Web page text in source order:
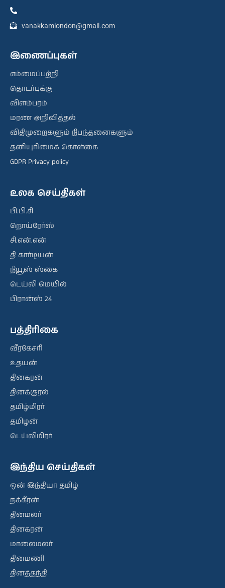
vanakkamlondon@gmail.com
இணைப்புகள்
எம்மைப்பற்றி
தொடர்புக்கு
விளம்பரம்
மரண அறிவித்தல்
விதிமுறைகளும் நிபந்தனைகளும்
தனியுரிமைக் கொள்கை
GDPR Privacy policy
உலக செய்திகள்
பி.பி.சி
றொய்ரேர்ஸ்
சி.என்.என்
தி கார்டியன்
நியூஸ் ஸ்கை
டெய்லி மெயில்
பிரான்ஸ் 24
பத்திரிகை
வீரகேசரி
உதயன்
தினகரன்
தினக்குரல்
தமிழ்மிரர்
தமிழன்
டெய்லிமிரர்
இந்திய செய்திகள்
ஒன் இந்தியா தமிழ்
நக்கீரன்
தினமலர்
தினகரன்
மாலைமலர்
தினமணி
தினத்தந்தி